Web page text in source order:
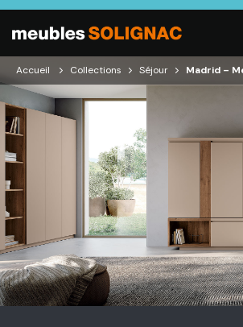
Accueil Collections Séjour Madrid –